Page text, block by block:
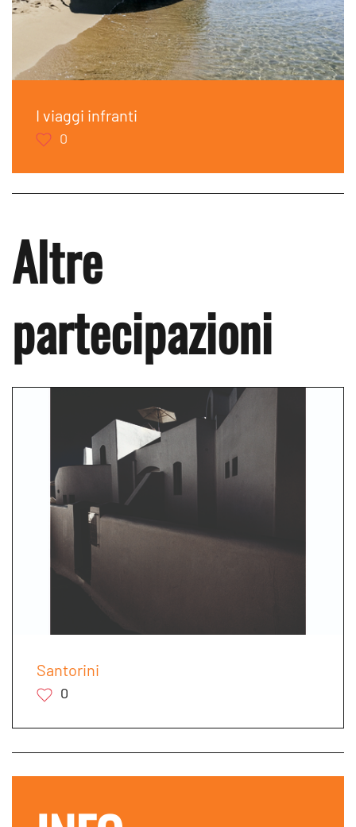
I viaggi infranti
0
Altre
partecipazioni
Santorini
0